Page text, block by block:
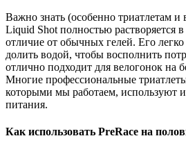
Важно знать (особенно триатлетам
Liquid Shot полностью растворяется
отличие от обычных гелей. Его легко
долить водой, чтобы восполнить
отлично подходит для велогонок на
Многие профессиональные
которыми мы работаем, используют
питания.
Как использовать PreRace на